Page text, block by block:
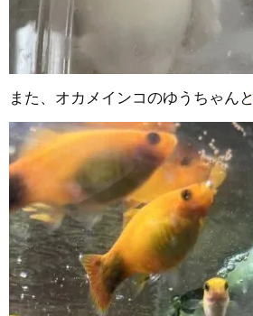
また、オカメインコのゆうちゃんと